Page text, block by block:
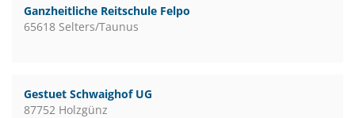
Ganzheitliche Reitschule Felpo
65618 Selters/Taunus
Gestuet Schwaighof UG
87752 Holzgünz